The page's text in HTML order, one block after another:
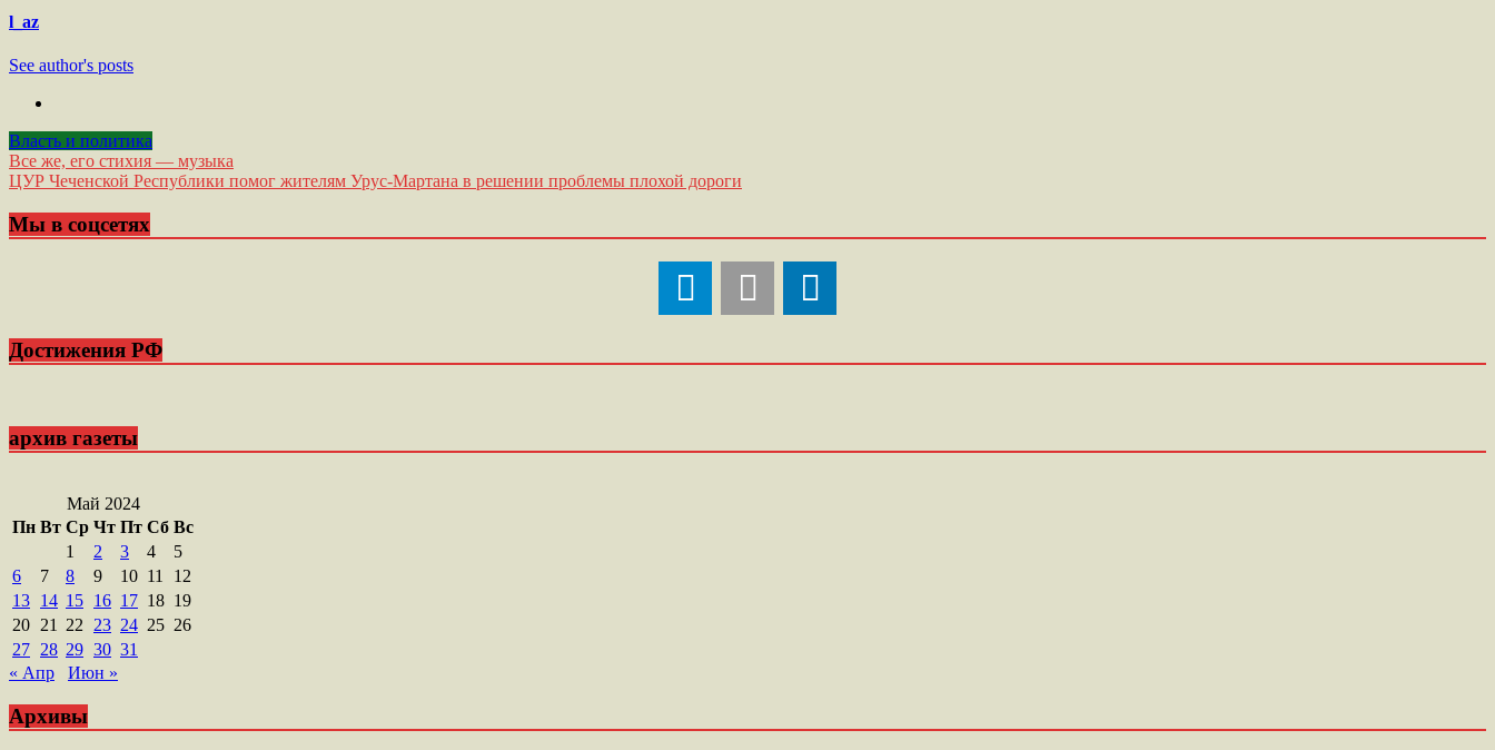
l_az
See author's posts
Власть и политика
Навигация
по
записям
Все же, его стихия — музыка
ЦУР Чеченской Республики помог жителям Урус-Мартана в решении проблемы плохой дороги
Мы в соцсетях
Достижения РФ
архив газеты
Май 2024
Пн Вт Ср Чт Пт Сб Вс
1
2 3 4
5
6
7 8 9 10 11
12
13 14 15 16 17 18 19
20 21 22 23 24 25 26
27 28 29 30 31
« Апр
Июн »
Архивы